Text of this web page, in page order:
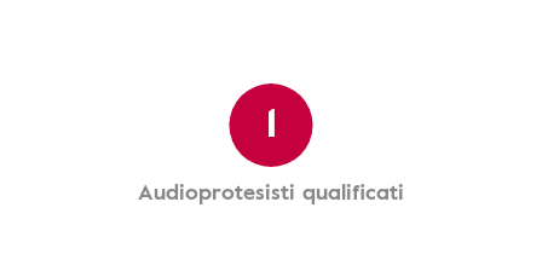
1
Audioprotesisti qualificati